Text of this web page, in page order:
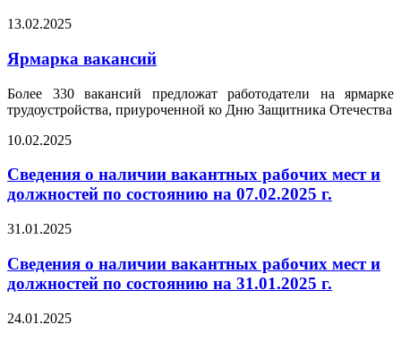
13.02.2025
Ярмарка вакансий
Более 330 вакансий предложат работодатели на ярмарке
трудоустройства, приуроченной ко Дню Защитника Отечества
10.02.2025
Сведения о наличии вакантных рабочих мест и
должностей по состоянию на 07.02.2025 г.
31.01.2025
Сведения о наличии вакантных рабочих мест и
должностей по состоянию на 31.01.2025 г.
24.01.2025